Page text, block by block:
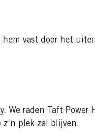
vast door het
We raden Taft
plek zal blijven.